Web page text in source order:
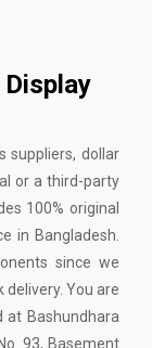
suppliers, dollar
or a third-party
100% original
in Bangladesh.
since we
You are
at Bashundhara
93, Basement